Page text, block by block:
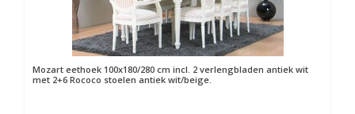
Mozart eethoek 100x180/280 cm incl. 2 verlengbladen antiek wit
met 2+6 Rococo stoelen antiek wit/beige.